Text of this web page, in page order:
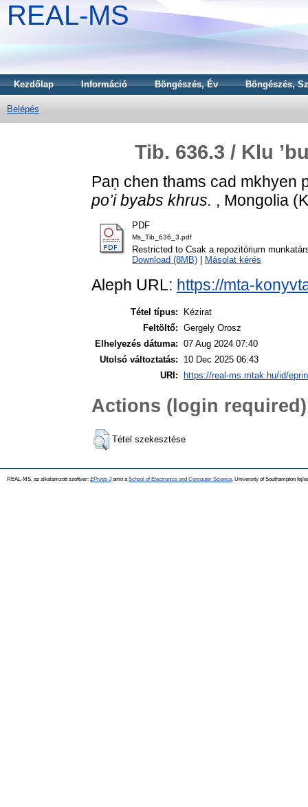
REAL-MS
Kezdőlap Információ Böngészés, Év Böngészés,
Belépés
Tib. 636.3 / Klu
Paṇ chen thams cad mkhyen
po’i byabs khrus. , Mongolia
PDF
Ms_Tib_636_3.pdf
Restricted to Csak a repozitórium
Download (8MB)
Másolat kérés
Aleph URL: https://mta-
Tétel típus:
Kézirat
Feltöltő: Gergely Orosz
Elhelyezés dátuma: 07 Aug 2024 07:40
Utolsó változtatás:
10 Dec 2025 06:43
URI:
https://real-ms.mtak.hu/id/
Actions (login required)
Tétel szekesztése
REAL-MS, az alkalamzott szoftver: EPrints 3amit a School of Electronics and Computer Science , University of Southampton